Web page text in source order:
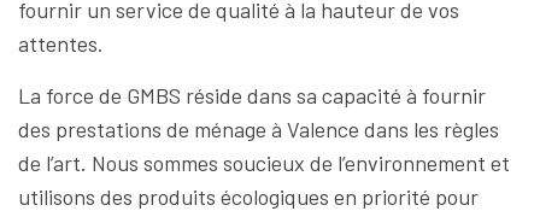
fournir un service de qualité à la hauteur de vos
attentes.
La force de GMBS réside dans sa capacité à fournir
des prestations de ménage à Valence dans les règles
de l’art. Nous sommes soucieux de l’environnement et
utilisons des produits écologiques en priorité pour